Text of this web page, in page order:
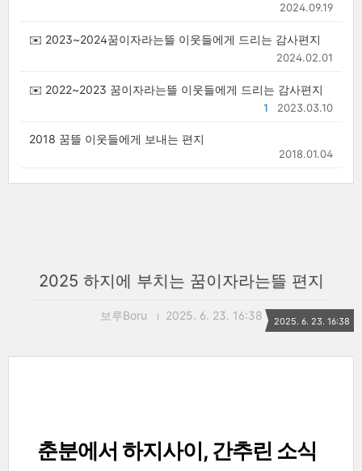
2024.09.19
✉️ 2023~2024꿈이자라는뜰 이웃들에게 드리는 감사편지
2024.02.01
✉️ 2022~2023 꿈이자라는뜰 이웃들에게 드리는 감사편지
2023.03.10
1
2018 꿈뜰 이웃들에게 보내는 편지
2018.01.04
2025 하지에 부치는 꿈이자라는뜰 편지
보루Boru 2025. 6. 23. 16:38 2025. 6. 23. 16:38
춘분에서 하지사이, 간추린 소식